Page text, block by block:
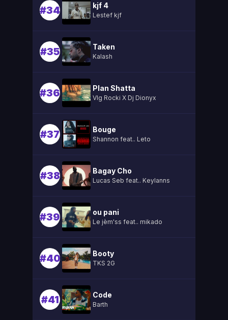
#34 kjf 4
Lestef kjf
#35 Taken
Kalash
#36 Plan Shatta
Vlg Rocki X Dj Dionyx
#37 Bouge
Shannon feat.. Leto
#38 Bagay Cho
Lucas Seb feat.. Keylanns
#39 ou pani
Le jèm'ss feat.. mikado
#40 Booty
TKS 2G
#41 Code
Barth